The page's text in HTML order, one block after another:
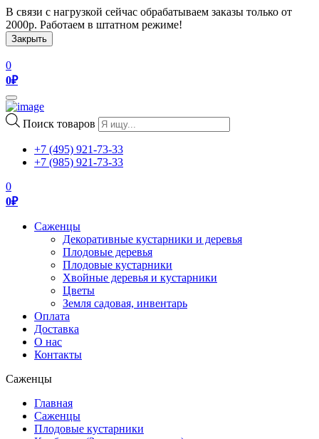
В связи с нагрузкой сейчас обрабатываем заказы только от
2000р. Работаем в штатном режиме!
Закрыть
0
0₽
Toggle
navigation
Поиск товаров
+7 (495) 921-73-33
+7 (985) 921-73-33
0
0₽
Саженцы
Декоративные кустарники и деревья
Плодовые деревья
Плодовые кустарники
Хвойные деревья и кустарники
Цветы
Земля садовая, инвентарь
Оплата
Доставка
О нас
Контакты
Саженцы
Главная
Саженцы
Плодовые кустарники